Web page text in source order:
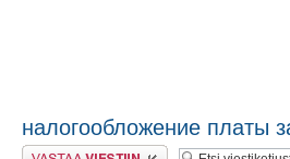
налогообложение платы
Lähetä vastaus